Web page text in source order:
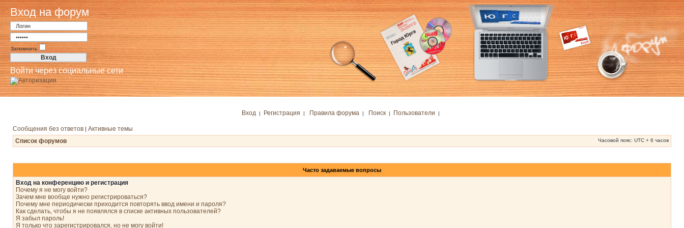
Вход на форум
Запомнить
Войти через социальные сети
Вход | Регистрация | Правила форума | Поиск| Пользователи |
Сообщения без ответов | Активные темы
Список форумов
Часовой пояс: UTC + 6 часов
Часто задаваемые вопросы
Вход на конференцию и регистрация
Почему я не могу войти?
Зачем мне вообще нужно регистрироваться?
Почему мне периодически приходится повторять ввод имени и пароля?
Как сделать, чтобы я не появлялся в списке активных пользователей?
Я забыл пароль!
Я только что зарегистрировался, но не могу войти!